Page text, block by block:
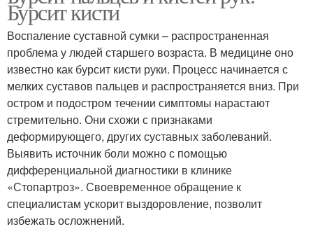
Бурсит кисти
Воспаление суставной сумки – распространенная
проблема у людей старшего возраста. В медицине оно
известно как бурсит кисти руки. Процесс начинается с
мелких суставов пальцев и распространяется вниз. При
остром и подостром течении симптомы нарастают
стремительно. Они схожи с признаками
деформирующего, других суставных заболеваний.
Выявить источник боли можно с помощью
дифференциальной диагностики в клинике
«Стопартроз». Своевременное обращение к
специалистам ускорит выздоровление, позволит
избежать осложнений.